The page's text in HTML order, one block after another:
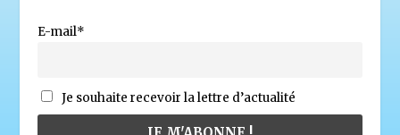
E-mail*
Je souhaite recevoir la lettre d’actualité